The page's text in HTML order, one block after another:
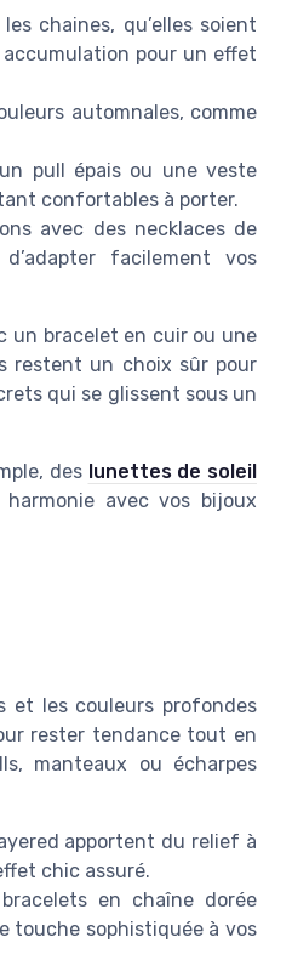
chaines, qu’elles soient
accumulation pour un effet
automnales, comme
pull épais ou une veste
confortables à porter.
avec des necklaces de
facilement vos
un bracelet en cuir ou une
restent un choix sûr pour
qui se glissent sous un
des lunettes de soleil
avec vos bijoux
et les couleurs profondes
rester tendance tout en
manteaux ou écharpes
apportent du relief à
chic assuré.
en chaîne dorée
touche sophistiquée à vos